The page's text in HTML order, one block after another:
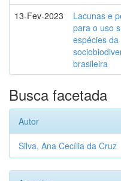
13-Fev-2023
Lacunas e
para o uso
espécies da
brasileira
Busca facetada
Autor
Silva, Ana Cecília da Cruz